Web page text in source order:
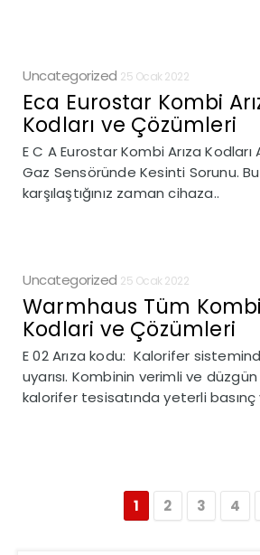
Uncategorized 25 Ocak 2022
Eca Eurostar Kombi
Kodları ve Çözümleri
E C A Eurostar Kombi Arıza Kodları
Gaz Sensöründe Kesinti Sorunu.
karşılaştığınız zaman cihaza..
Uncategorized 25 Ocak 2022
Warmhaus Tüm
Kodlari ve Çözümleri
E 02 Arıza kodu: Kalorifer
uyarısı. Kombinin verimli ve
kalorifer tesisatında yeterli basınç
1 2 3 4